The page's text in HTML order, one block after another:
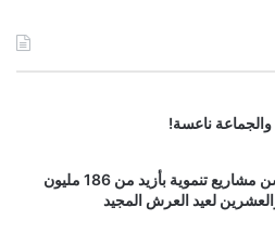
ناعسة!
عامل إقليم صفرو يطلق ويدشن مشاريع تنموية بأزيد من 186 مليون
لعيد العرش المجيد